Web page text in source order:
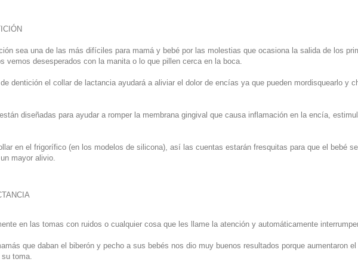
sea una de las más difíciles para mamá y bebé por las molestias que ocasiona la salida de los
vemos desesperados con la manita o lo que pillen cerca en la boca.
dentición el collar de lactancia ayudará a aliviar el dolor de encías ya que pueden mordisquearlo y
diseñadas para ayudar a romper la membrana gingival que causa inflamación en la encía,
en el frigorífico (en los modelos de silicona), así las cuentas estarán fresquitas para que el bebé
mayor alivio.
en las tomas con ruidos o cualquier cosa que les llame la atención y automáticamente
que daban el biberón y pecho a sus bebés nos dio muy buenos resultados porque aumentaron
su toma.